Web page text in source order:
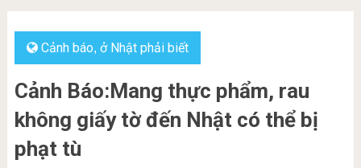
Cảnh báo, ở Nhật phải biết
Cảnh Báo:Mang thực phẩm, rau
không giấy tờ đến Nhật có thể bị
phạt tù